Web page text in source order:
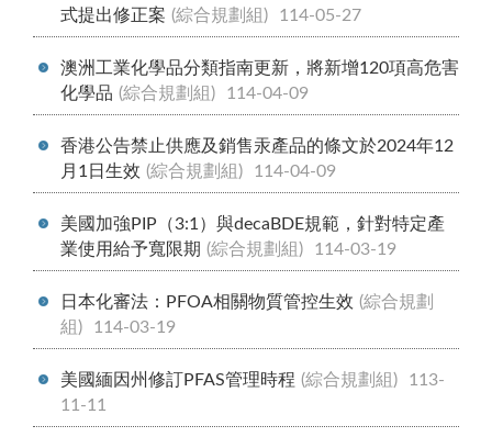
式提出修正案 (綜合規劃組) 114-05-27
澳洲工業化學品分類指南更新，將新增120項高危害
化學品 (綜合規劃組) 114-04-09
香港公告禁止供應及銷售汞產品的條文於2024年12
月1日生效 (綜合規劃組) 114-04-09
美國加強PIP（3:1）與decaBDE規範，針對特定產
業使用給予寬限期 (綜合規劃組) 114-03-19
日本化審法：PFOA相關物質管控生效 (綜合規劃
組)
114-03-19
美國緬因州修訂PFAS管理時程 (綜合規劃組)
113-
11-11